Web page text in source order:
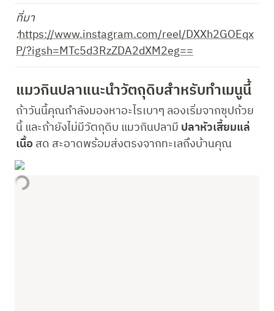
ที่มา
:https://www.instagram.com/reel/DXXh2GOEqx
P/?igsh=MTc5d3RzZDA2dXM2eg==
แมวกินปลาแนะนำวัตถุดิบสำหรับทำเมนูนี้
ถ้าวันนี้คุณกำลังมองหาอะไรเบาๆ ลองเริ่มจากซุปถ้วย
นี้ และถ้ายังไม่มีวัตถุดิบ แมวกินปลามี ปลาหัวเสี้ยมแล่
เนื้อ สด สะอาดพร้อมส่งตรงจากทะเลถึงบ้านคุณ